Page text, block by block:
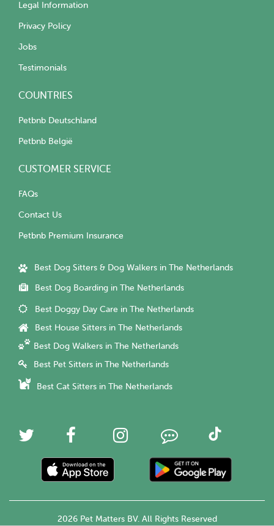
Legal Information
Privacy Policy
Jobs
Testimonials
COUNTRIES
Petbnb Deutschland
Petbnb België
CUSTOMER SERVICE
FAQs
Contact Us
Petbnb Premium Insurance
Best Dog Sitters & Dog Walkers in The Netherlands
Best Dog Boarding in The Netherlands
Best Doggy Day Care in The Netherlands
Best House Sitters in The Netherlands
Best Dog Walkers in The Netherlands
Best Pet Sitters in The Netherlands
Best Cat Sitters in The Netherlands
2026 Pet Matters BV. All Rights Reserved